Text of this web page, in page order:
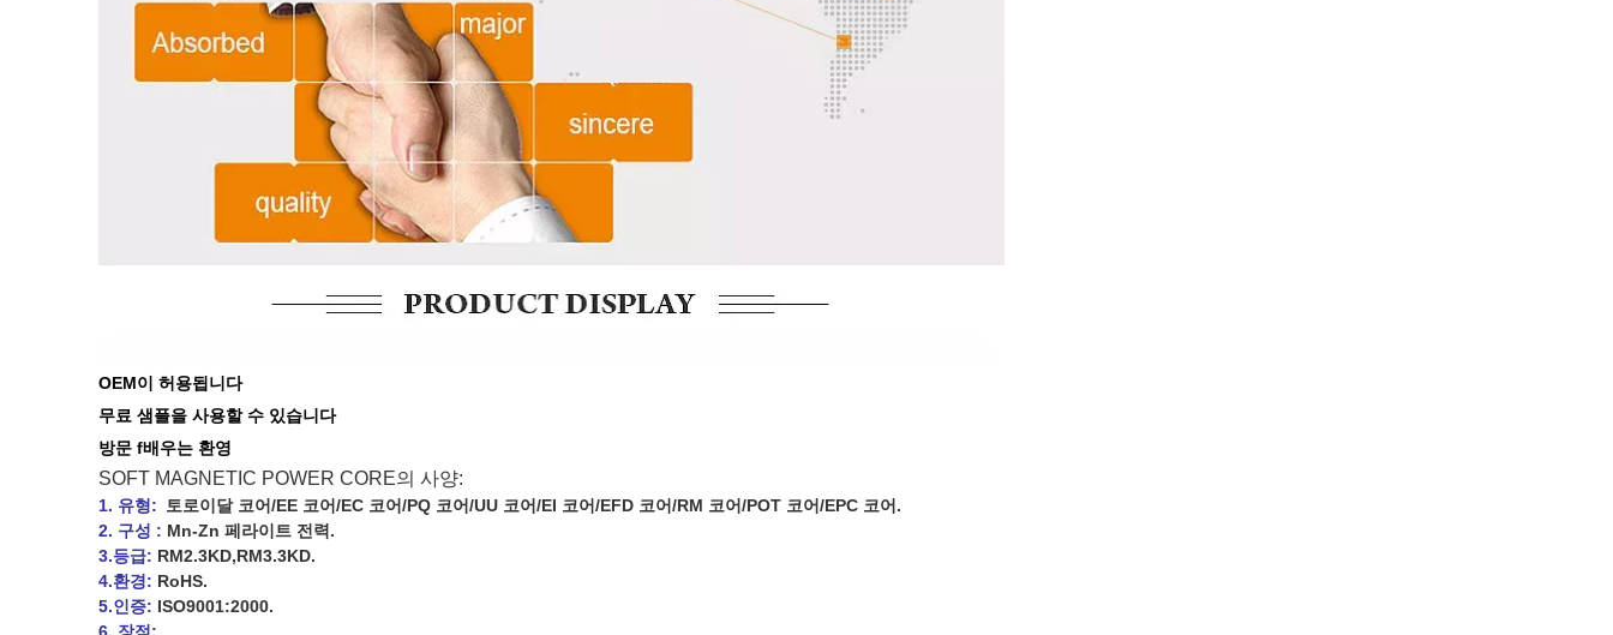
OEM이 허용됩니다
무료 샘플을 사용할 수 있습니다
방문 f배우는 환영
SOFT MAGNETIC POWER CORE의 사양:
1. 유형: 토로이달 코어/EE 코어/EC 코어/PQ 코어/UU 코어/EI 코어/EFD 코어/RM 코어/POT 코어/EPC 코어.
2. 구성 : Mn-Zn 페라이트 전력.
3.등급: RM2.3KD,RM3.3KD.
4.환경: RoHS.
5.인증: ISO9001:2000.